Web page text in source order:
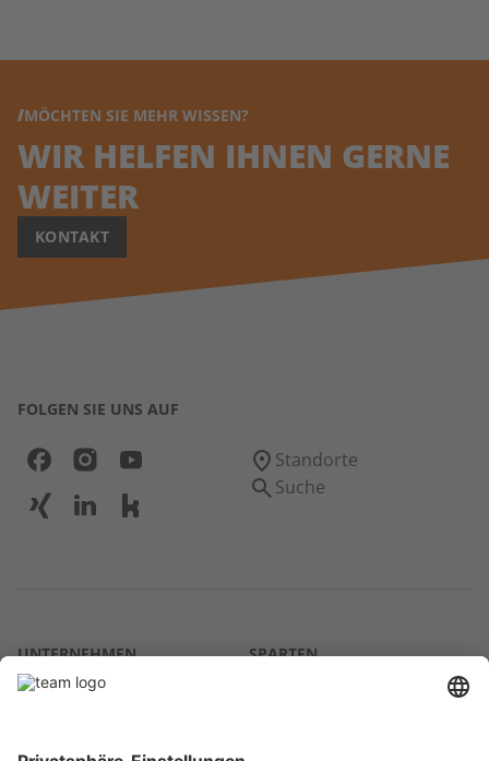
MÖCHTEN SIE MEHR WISSEN?
WIR HELFEN IHNEN GERNE
WEITER
KONTAKT
FOLGEN SIE UNS AUF
Standorte
Suche
UNTERNEHMEN
Über uns
Karriere
SPARTEN